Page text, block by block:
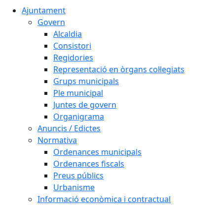
Ajuntament
Govern
Alcaldia
Consistori
Regidories
Representació en òrgans col·legiats
Grups municipals
Ple municipal
Juntes de govern
Organigrama
Anuncis / Edictes
Normativa
Ordenances municipals
Ordenances fiscals
Preus públics
Urbanisme
Informació econòmica i contractual